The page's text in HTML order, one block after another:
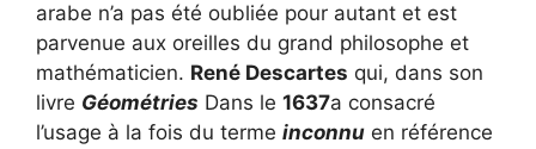
arabe n’a pas été oubliée pour autant et est
parvenue aux oreilles du grand philosophe et
mathématicien. René Descartes qui, dans son
livre Géométries Dans le 1637a consacré
l’usage à la fois du terme inconnu en référence